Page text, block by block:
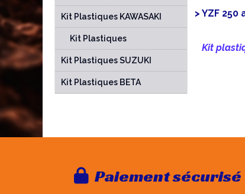
Kit Plastiques KAWASAKI
Kit Plastiques
Kit Plastiques SUZUKI
Kit Plastiques BETA
> YZF 250
Kit
 Paiement sécurisé